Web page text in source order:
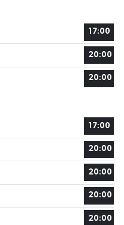
17:00
20:00
20:00
17:00
20:00
20:00
20:00
20:00